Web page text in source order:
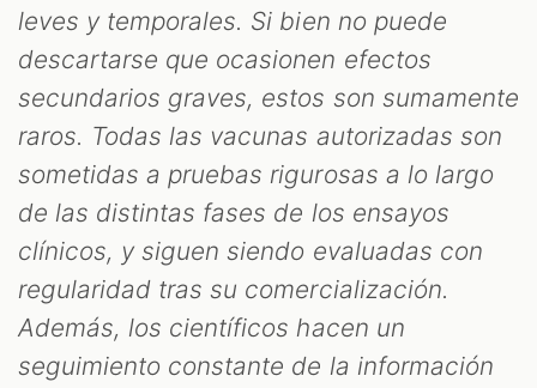
leves y temporales. Si bien no puede
descartarse que ocasionen efectos
secundarios graves, estos son sumamente
raros. Todas las vacunas autorizadas son
sometidas a pruebas rigurosas a lo largo
de las distintas fases de los ensayos
clínicos, y siguen siendo evaluadas con
regularidad tras su comercialización.
Además, los científicos hacen un
seguimiento constante de la información